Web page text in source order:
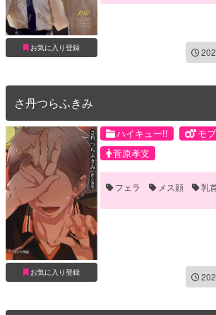
お気に入り登録
さ丹つらふきみ
お気に入り登録
ハイキュー!! モ
菅原孝支
フェラ メス顔 乳